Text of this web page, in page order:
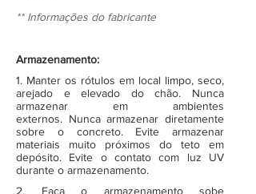
** Informações do fabricante
Armazenamento:
1. Manter os rótulos em local limpo, seco,
arejado e elevado do chão. Nunca
armazenar em ambientes
externos. Nunca armazenar diretamente
sobre o concreto. Evite armazenar
materiais muito próximos do teto em
depósito. Evite o contato com luz UV
durante o armazenamento.
2. Faça o armazenamento sobe